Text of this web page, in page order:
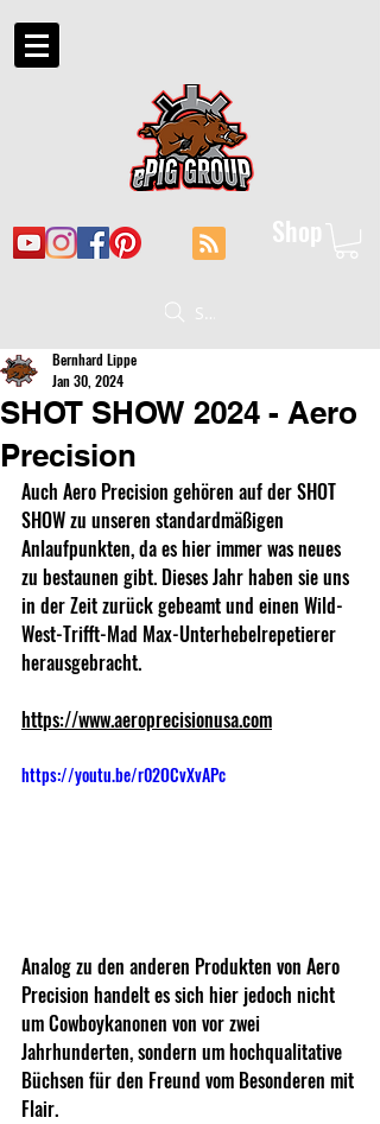
Shop
Suche
SHOT SHOW 2024 - Aero
Precision
Bernhard Lippe
Jan 30, 2024
Auch Aero Precision gehören auf der SHOT
SHOW zu unseren standardmäßigen
Anlaufpunkten, da es hier immer was neues
zu bestaunen gibt. Dieses Jahr haben sie uns
in der Zeit zurück gebeamt und einen Wild-
West-Trifft-Mad Max-Unterhebelrepetierer
herausgebracht.
https://www.aeroprecisionusa.com
https://youtu.be/r02OCvXvAPc
Analog zu den anderen Produkten von Aero
Precision handelt es sich hier jedoch nicht
um Cowboykanonen von vor zwei
Jahrhunderten, sondern um hochqualitative
Büchsen für den Freund vom Besonderen mit
Flair.